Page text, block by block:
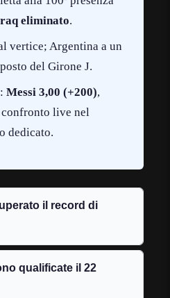
eliminato.
vertice; Argentina a un
del Girone J.
Messi 3,00 (+200),
live nel
dedicato.
il record di
qualificate il 22